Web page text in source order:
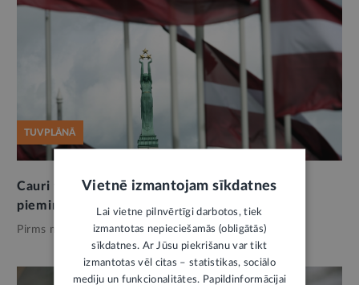
TUVPLĀNĀ
Cauri tumsas labirintam. 14. jūnija deportāciju
pieminot
Pirms mēneša, Drošība
Vietnē izmantojam sīkdatnes
Lai vietne pilnvērtīgi darbotos, tiek
izmantotas nepieciešamās (obligātās)
sīkdatnes. Ar Jūsu piekrišanu var tikt
izmantotas vēl citas – statistikas, sociālo
mediju un funkcionalitātes. Papildinformācijai